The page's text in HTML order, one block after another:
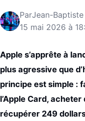
ParJean-Baptiste
15 mai 2026 à
Apple s’apprête à
plus agressive que
principe est simple :
l’Apple Card,
récupérer 249